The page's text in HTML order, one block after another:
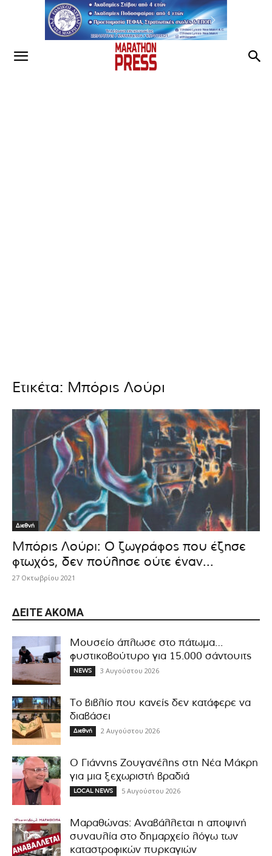
Ετικέτα: Μπόρις Λούρι
Διεθνή
Μπόρις Λούρι: Ο ζωγράφος που έζησε
φτωχός, δεν πούλησε ούτε έναν...
27 Οκτωβρίου 2021
ΔΕΊΤΕ ΑΚΌΜΑ
Μουσείο άπλωσε στο πάτωμα…
φυστικοβούτυρο για 15.000 σάντουιτς
NEWS 3 Αυγούστου 2026
Το βιβλίο που κανείς δεν κατάφερε να
διαβάσει
Διεθνή 2 Αυγούστου 2026
Ο Γιάννης Ζουγανέλης στη Νέα Μάκρη
για μια ξεχωριστή βραδιά
LOCAL NEWS 5 Αυγούστου 2026
Μαραθώνας: Αναβάλλεται η αποψινή
συναυλία στο δημαρχείο λόγω των
καταστροφικών πυρκαγιών